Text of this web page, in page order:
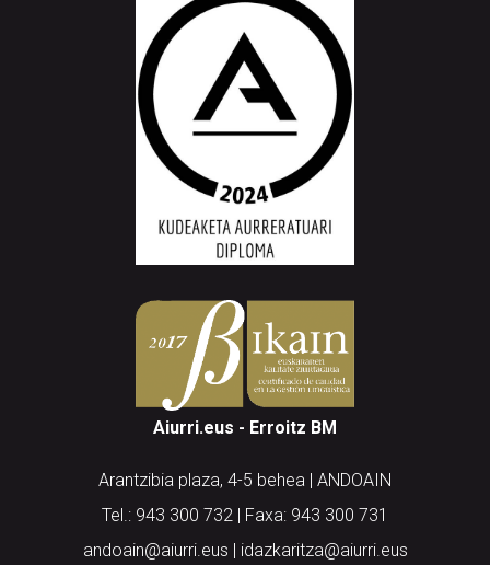
Aiurri.eus - Erroitz BM
Arantzibia plaza, 4-5 behea | ANDOAIN
Tel.: 943 300 732 | Faxa: 943 300 731
andoain@aiurri.eus | idazkaritza@aiurri.eus